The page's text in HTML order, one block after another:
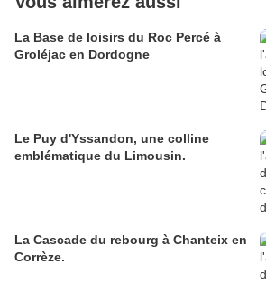
La Base de loisirs du Roc Percé à
Groléjac en Dordogne
Le Puy d'Yssandon, une colline
emblématique du Limousin.
La Cascade du rebourg à Chanteix en
Corrèze.